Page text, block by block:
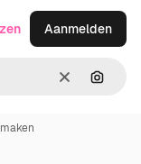
Wissen
Aanmelden